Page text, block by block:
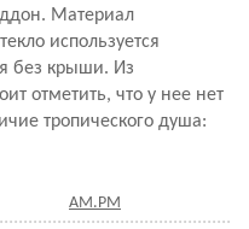
Материал
используется
без крыши. Из
отметить, что у нее нет
тропического душа:
AM.PM